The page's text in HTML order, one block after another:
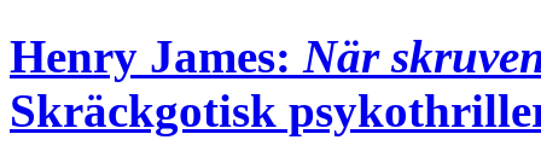
Henry James: När
Skräckgotisk